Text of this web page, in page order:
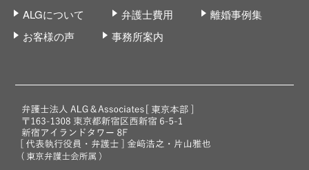
ALGについて
弁護士費用
離婚事例集
お客様の声
事務所案内